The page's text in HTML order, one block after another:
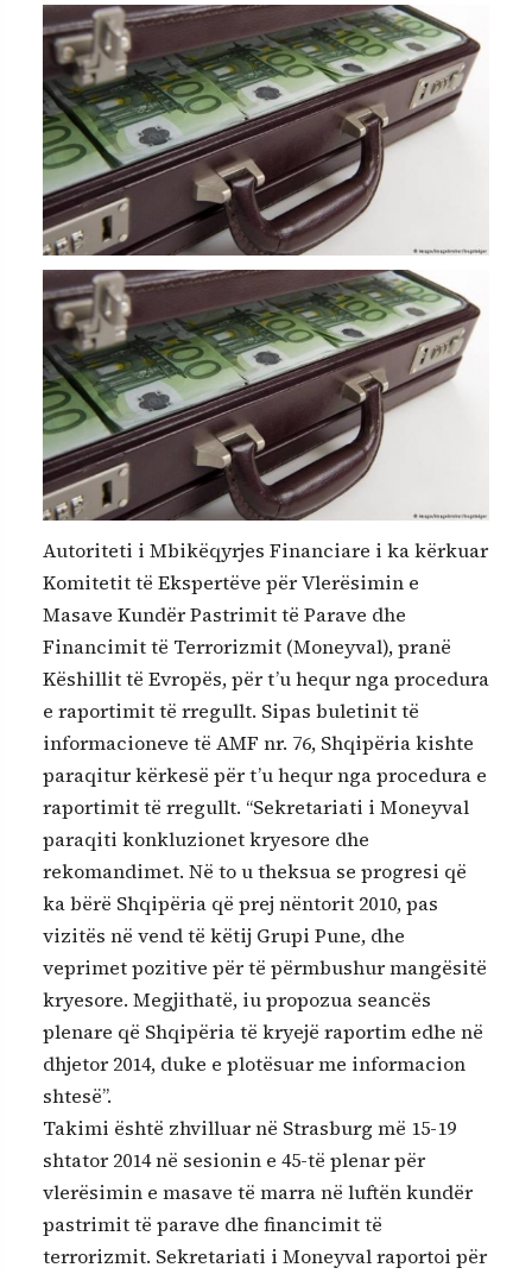
Autoriteti i Mbikëqyrjes Financiare i ka kërkuar
Komitetit të Ekspertëve për Vlerësimin e
Masave Kundër Pastrimit të Parave dhe
Financimit të Terrorizmit (Moneyval), pranë
Këshillit të Evropës, për t’u hequr nga procedura
e raportimit të rregullt. Sipas buletinit të
informacioneve të AMF nr. 76, Shqipëria kishte
paraqitur kërkesë për t’u hequr nga procedura e
raportimit të rregullt. “Sekretariati i Moneyval
paraqiti konkluzionet kryesore dhe
rekomandimet. Në to u theksua se progresi që
ka bërë Shqipëria që prej nëntorit 2010, pas
vizitës në vend të këtij Grupi Pune, dhe
veprimet pozitive për të përmbushur mangësitë
kryesore. Megjithatë, iu propozua seancës
plenare që Shqipëria të kryejë raportim edhe në
dhjetor 2014, duke e plotësuar me informacion
shtesë”.
Takimi është zhvilluar në Strasburg më 15-19
shtator 2014 në sesionin e 45-të plenar për
vlerësimin e masave të marra në luftën kundër
pastrimit të parave dhe financimit të
terrorizmit. Sekretariati i Moneyval raportoi për